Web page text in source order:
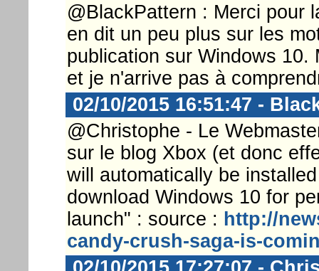
@BlackPattern : Merci pour
en dit un peu plus sur les
publication sur Windows
et je n'arrive pas à
02/10/2015 16:51:47 -
@Christophe - Le
sur le blog Xbox (et donc
will automatically be
download Windows 10 for
launch" : source : http://
candy-crush-saga-is-